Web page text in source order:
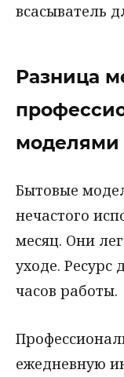
всасыватель
Разница
моделями
Бытовые
нечастого
месяц. Они
уходе. Ресурс
часов работы.
ежедневную